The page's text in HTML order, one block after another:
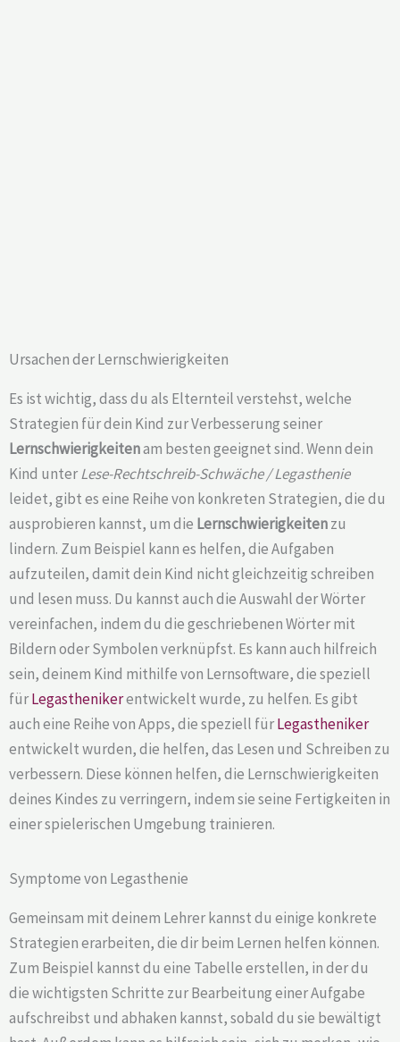
Ursachen der Lernschwierigkeiten
Es ist wichtig, dass du als Elternteil verstehst, welche
Strategien für dein Kind zur Verbesserung seiner
Lernschwierigkeitenam besten geeignet sind. Wenn dein
Kind unterLese-Rechtschreib-Schwäche / Legasthenie
leidet, gibt es eine Reihe von konkreten Strategien, die du
ausprobieren kannst, um die Lernschwierigkeitenzu
lindern. Zum Beispiel kann es helfen, die Aufgaben
aufzuteilen, damit dein Kind nicht gleichzeitig schreiben
und lesen muss. Du kannst auch die Auswahl der Wörter
vereinfachen, indem du die geschriebenen Wörter mit
Bildern oder Symbolen verknüpfst. Es kann auch hilfreich
sein, deinem Kind mithilfe von Lernsoftware, die speziell
fürLegasthenikerentwickelt wurde, zu helfen. Es gibt
auch eine Reihe von Apps, die speziell fürLegastheniker
entwickelt wurden, die helfen, das Lesen und Schreiben zu
verbessern. Diese können helfen, die Lernschwierigkeiten
deines Kindes zu verringern, indem sie seine Fertigkeiten in
einer spielerischen Umgebung trainieren.
Symptome von Legasthenie
Gemeinsam mit deinem Lehrer kannst du einige konkrete
Strategien erarbeiten, die dir beim Lernen helfen können.
Zum Beispiel kannst du eine Tabelle erstellen, in der du
die wichtigsten Schritte zur Bearbeitung einer Aufgabe
aufschreibst und abhaken kannst, sobald du sie bewältigt